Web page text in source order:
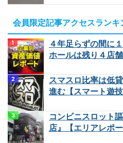
会員限定記事アクセスランキ
４年足らずの間に
ホールは残り４店
スマスロ比率は低
進む【スマート遊
コンビニスロット
店』【エリアレ